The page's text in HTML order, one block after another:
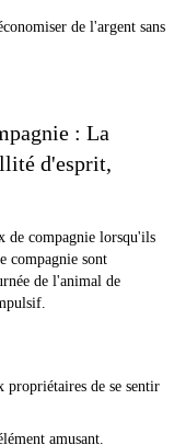
de l'argent sans
: La
d'esprit,
de compagnie lorsqu'ils
compagnie sont
de l'animal de
propriétaires de se sentir
amusant.